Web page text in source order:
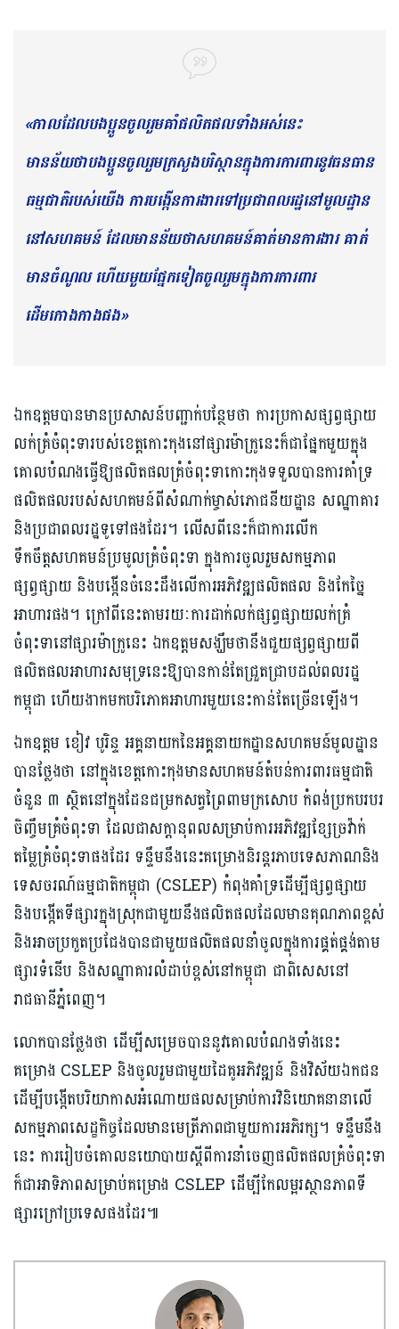
«កាលដែលបងប្អូនចូលរួមគាំផលិតផលទាំងអស់នេះ
មានន័យថាបងប្អូនចូលរួមក្រសួងបរិស្ថានក្នុងការការពារនូវធនធាន
ធម្មជាតិរបស់យើង ការបង្កើនការងារទៅប្រជាពលរដ្ឋនៅមូលដ្ឋាន
នៅសហគមន៍ ដែលមានន័យថាសហគមន៍គាត់មានការងារ គាត់
មានចំណូល ហើយមួយផ្នែកទៀតចូលរួមក្នុងការការពារ
ដើមកោងកាងផង»
ឯកឧត្តមបានមានប្រសាសន៍បញ្ជាក់បន្ថែមថា ការប្រកាសផ្សព្វផ្សាយ
លក់គ្រំចំពុះទារបស់ខេត្តកោះកុងនៅផ្សារម៉ាក្រូនេះក៏ជាផ្នែកមួយក្នុង
គោលបំណងធ្វើឱ្យផលិតផលគ្រំចំពុះទាកោះកុងទទួលបានការគាំទ្រ
ផលិតផលរបស់សហគមន៍ពីសំណាក់ម្ចាស់ភោជនីយដ្ឋាន សណ្ឋាគារ
និងប្រជាពលរដ្ឋទូទៅផងដែរ។ លើសពីនេះក៏ជាការលើក
ទឹកចឹត្តសហគមន៍ប្រមូលគ្រំចំពុះទា ក្នុងការចូលរួមសកម្មភាព
ផ្សព្វផ្សាយ និងបង្កើនចំនេះដឹងលើការអភិវឌ្ឍផលិតផល និងកែច្នៃ
អាហារផង។ ក្រៅពីនេះតាមរយៈការដាក់លក់ផ្សព្វផ្សាយលក់គ្រំ
ចំពុះទានៅផ្សារម៉ាក្រូនេះ ឯកឧត្តមសង្ឃឹមថានឹងជួយផ្សព្វផ្សាយពី
ផលិតផលអាហារសមុទ្រនេះឱ្យបានកាន់តែជ្រួតជ្រាបដល់ពលរដ្ឋ
កម្ពុជា ហើយងាកមកបរិភោគអាហារមួយនេះកាន់តែច្រើនឡើង។
ឯកឧត្តម ខៀវ បូរិន្ទ អគ្គនាយកនៃអគ្គនាយកដ្ឋានសហគមន៍មូលដ្ឋាន
បានថ្លែងថា នៅក្នុងខេត្តកោះកុងមានសហគមន៍តំបន់ការពារធម្មជាតិ
ចំនួន ៣ ស្ថិតនៅក្នុងដែនជម្រកសត្វព្រៃពាមក្រសោប កំពង់ប្រកបរបរ
ចិញ្ចឹមគ្រំចំពុះទា ដែលជាសក្តានុពលសម្រាប់ការអភិវឌ្ឍខ្សែច្រវ៉ាក់
តម្លៃគ្រំចំពុះទាផងដែរ ទន្ទឹមនឹងនេះគម្រោងនិរន្តរភាបទេសភាណនិង
ទេសចរណ៍ធម្មជាតិកម្ពុជា (CSLEP) កំពុងគាំទ្រដើម្បីផ្សព្វផ្សាយ
និងបង្កើតទីផ្សារក្នុងស្រុកជាមួយនឹងផលិតផលដែលមានគុណភាពខ្ពស់
និងអាចប្រកួតប្រជែងបានជាមួយផលិតផលនាំចូលក្នុងការផ្គត់ផ្គង់តាម
ផ្សារទំនើប និងសណ្ឋាគារលំដាប់ខ្ពស់នៅកម្ពុជា ជាពិសេសនៅ
រាជធានីភ្នំពេញ។
លោកបានថ្លែងថា ដើម្បីសម្រេចបាននូវគោលបំណងទាំងនេះ
គម្រោង CSLEP និងចូលរួមជាមួយដៃគូអភិវឌ្ឍន៍ និងវិស័យឯកជន
ដើម្បីបង្កើតបរិយាកាសអំណោយផលសម្រាប់ការវិនិយោគនានាលើ
សកម្មភាពសេដ្ខកិច្ចដែលមានមេត្រីភាពជាមួយការអភិរក្ស។ ទន្ទឹមនឹង
នេះ ការរៀបចំគោលនយោបាយស្តីពីការនាំចេញផលិតផលគ្រំចំពុះទា
ក៏ជាអាទិភាពសម្រាប់គម្រោង CSLEP ដើម្បីកែលម្អរស្ថានភាពទី
ផ្សារក្រៅប្រទេសផងដែរ៕